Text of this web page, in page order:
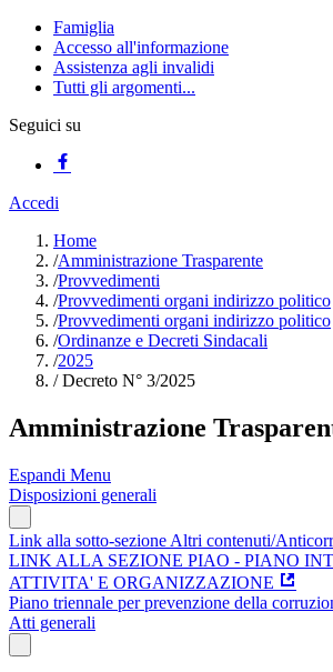
Famiglia
Accesso all'informazione
Assistenza agli invalidi
Tutti gli argomenti...
Seguici su
Accedi
Home
/Amministrazione Trasparente
/Provvedimenti
/Provvedimenti organi indirizzo politico
/Provvedimenti organi indirizzo politico
/Ordinanze e Decreti Sindacali
/2025
/Decreto N° 3/2025
Amministrazione
Espandi Menu
Disposizioni generali
Link alla sotto-sezione Altri contenuti/
LINK ALLA SEZIONE PIAO - PIANO
ATTIVITA' E ORGANIZZAZIONE
Piano triennale per prevenzione della
Atti generali